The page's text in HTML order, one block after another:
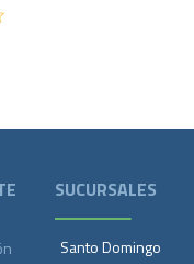
SUCURSALES
Santo Domingo